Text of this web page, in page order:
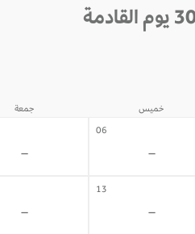
خميس جمعة
06
-
-
13
-
-